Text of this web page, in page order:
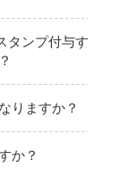
タンプ付与す
りますか？
か？